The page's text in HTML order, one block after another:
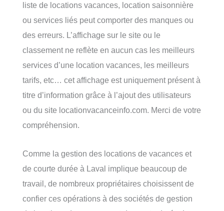
liste de locations vacances, location saisonnière
ou services liés peut comporter des manques ou
des erreurs. L’affichage sur le site ou le
classement ne reflète en aucun cas les meilleurs
services d’une location vacances, les meilleurs
tarifs, etc… cet affichage est uniquement présent à
titre d’information grâce à l’ajout des utilisateurs
ou du site locationvacanceinfo.com. Merci de votre
compréhension.
Comme la gestion des locations de vacances et
de courte durée à Laval implique beaucoup de
travail, de nombreux propriétaires choisissent de
confier ces opérations à des sociétés de gestion